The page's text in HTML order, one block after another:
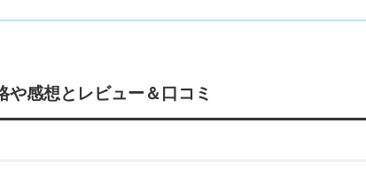
感想とレビュー＆口コミ